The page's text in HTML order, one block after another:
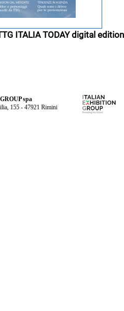
ITALIA TODAY digital edition
spa
155 - 47921 Rimini